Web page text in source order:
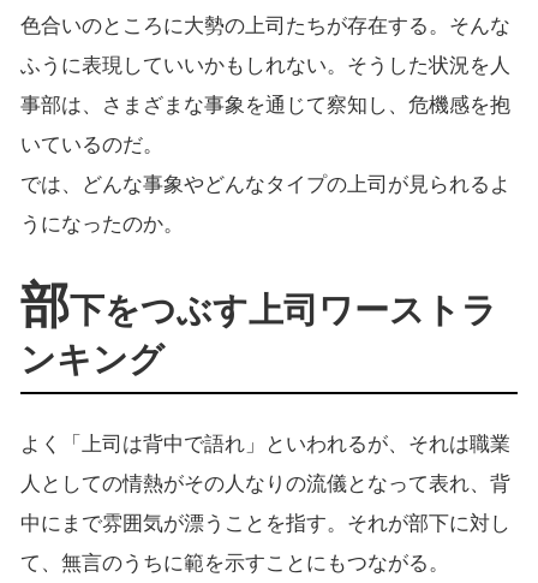
色合いのところに大勢の上司たちが存在する。そんな
ふうに表現していいかもしれない。そうした状況を人
事部は、さまざまな事象を通じて察知し、危機感を抱
いているのだ。
では、どんな事象やどんなタイプの上司が見られるよ
うになったのか。
部下をつぶす上司ワーストラ
ンキング
よく「上司は背中で語れ」といわれるが、それは職業
人としての情熱がその人なりの流儀となって表れ、背
中にまで雰囲気が漂うことを指す。それが部下に対し
て、無言のうちに範を示すことにもつながる。